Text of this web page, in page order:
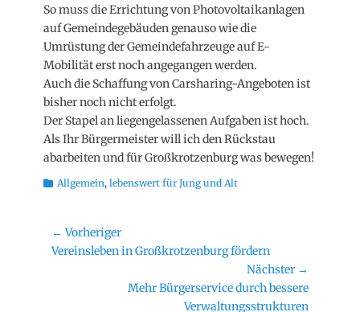
So muss die Errichtung von Photovoltaikanlagen
auf Gemeindegebäuden genauso wie die
Umrüstung der Gemeindefahrzeuge auf E-
Mobilität erst noch angegangen werden.
Auch die Schaffung von Carsharing-Angeboten ist
bisher noch nicht erfolgt.
Der Stapel an liegengelassenen Aufgaben ist hoch.
Als Ihr Bürgermeister will ich den Rückstau
abarbeiten und für Großkrotzenburg was bewegen!
Kategorien
Allgemein, lebenswert für Jung und Alt
Beitragsnavigation
← Vorheriger
Vorheriger
Vereinsleben in Großkrotzenburg fördern
Nächster →
Mehr Bürgerservice durch bessere
Verwaltungsstrukturen